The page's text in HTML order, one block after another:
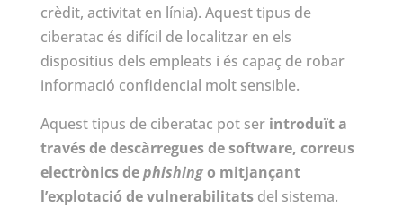
crèdit, activitat en línia). Aquest tipus de
ciberatac és difícil de localitzar en els
dispositius dels empleats i és capaç de robar
informació confidencial molt sensible.
Aquest tipus de ciberatac pot ser introduït a
través de descàrregues de software, correus
electrònics dephishingo mitjançant
l’explotació de vulnerabilitatsdel sistema.